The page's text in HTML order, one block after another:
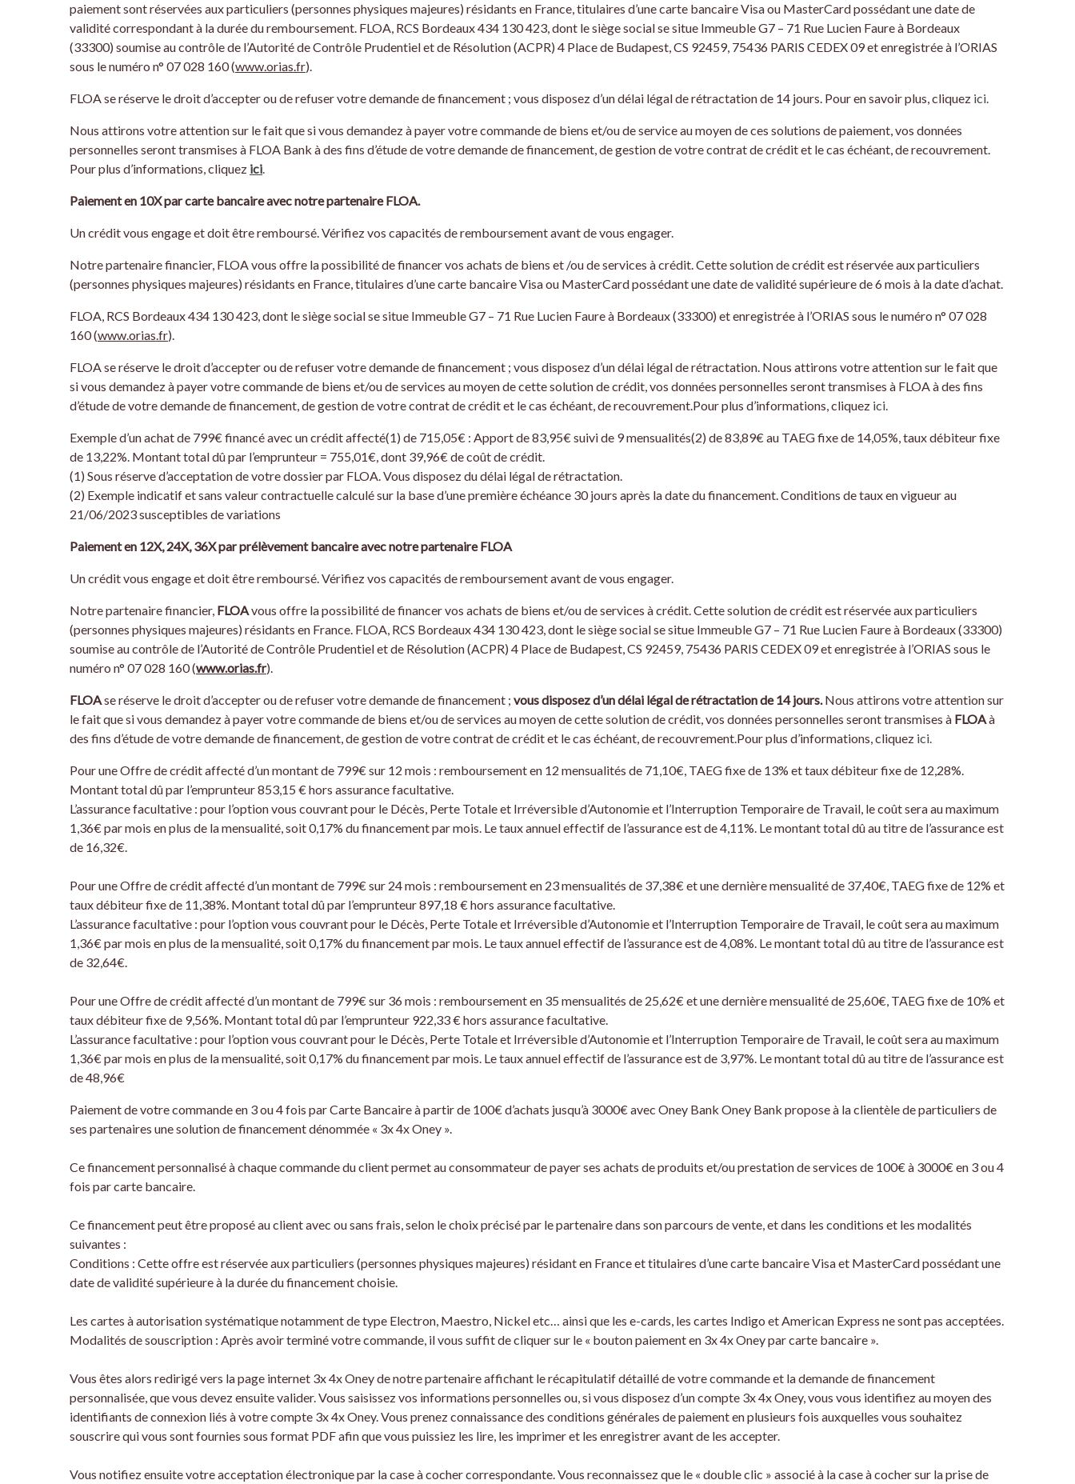
paiement sont réservées aux particuliers (personnes physiques majeures) résidants en France, titulaires d’une carte bancaire Visa ou MasterCard possédant une date de
validité correspondant à la durée du remboursement. FLOA, RCS Bordeaux 434 130 423, dont le siège social se situe Immeuble G7 – 71 Rue Lucien Faure à Bordeaux
(33300) soumise au contrôle de l’Autorité de Contrôle Prudentiel et de Résolution (ACPR) 4 Place de Budapest, CS 92459, 75436 PARIS CEDEX 09 et enregistrée à l’ORIAS
sous le numéro n° 07 028 160 (www.orias.fr).
FLOA se réserve le droit d’accepter ou de refuser votre demande de financement ; vous disposez d’un délai légal de rétractation de 14 jours. Pour en savoir plus, cliquez ici.
Nous attirons votre attention sur le fait que si vous demandez à payer votre commande de biens et/ou de service au moyen de ces solutions de paiement, vos données
personnelles seront transmises à FLOA Bank à des fins d’étude de votre demande de financement, de gestion de votre contrat de crédit et le cas échéant, de recouvrement.
Pour plus d’informations, cliquez ici.
Paiement en 10X par carte bancaire avec notre partenaire FLOA.
Un crédit vous engage et doit être remboursé. Vérifiez vos capacités de remboursement avant de vous engager.
Notre partenaire financier, FLOA vous offre la possibilité de financer vos achats de biens et /ou de services à crédit. Cette solution de crédit est réservée aux particuliers
(personnes physiques majeures) résidants en France, titulaires d’une carte bancaire Visa ou MasterCard possédant une date de validité supérieure de 6 mois à la date d’achat.
FLOA, RCS Bordeaux 434 130 423, dont le siège social se situe Immeuble G7 – 71 Rue Lucien Faure à Bordeaux (33300) et enregistrée à l’ORIAS sous le numéro n° 07 028
160 (www.orias.fr).
FLOA se réserve le droit d’accepter ou de refuser votre demande de financement ; vous disposez d’un délai légal de rétractation. Nous attirons votre attention sur le fait que
si vous demandez à payer votre commande de biens et/ou de services au moyen de cette solution de crédit, vos données personnelles seront transmises à FLOA à des fins
d’étude de votre demande de financement, de gestion de votre contrat de crédit et le cas échéant, de recouvrement.Pour plus d’informations, cliquez ici.
Exemple d’un achat de 799€ financé avec un crédit affecté(1) de 715,05€ : Apport de 83,95€ suivi de 9 mensualités(2) de 83,89€ au TAEG fixe de 14,05%, taux débiteur fixe
de 13,22%. Montant total dû par l’emprunteur = 755,01€, dont 39,96€ de coût de crédit.
(1) Sous réserve d’acceptation de votre dossier par FLOA. Vous disposez du délai légal de rétractation.
(2) Exemple indicatif et sans valeur contractuelle calculé sur la base d’une première échéance 30 jours après la date du financement. Conditions de taux en vigueur au
21/06/2023 susceptibles de variations
Paiement en 12X, 24X, 36X par prélèvement bancaire avec notre partenaire FLOA
Un crédit vous engage et doit être remboursé. Vérifiez vos capacités de remboursement avant de vous engager.
Notre partenaire financier, FLOAvous offre la possibilité de financer vos achats de biens et/ou de services à crédit. Cette solution de crédit est réservée aux particuliers
(personnes physiques majeures) résidants en France. FLOA, RCS Bordeaux 434 130 423, dont le siège social se situe Immeuble G7 – 71 Rue Lucien Faure à Bordeaux (33300)
soumise au contrôle de l’Autorité de Contrôle Prudentiel et de Résolution (ACPR) 4 Place de Budapest, CS 92459, 75436 PARIS CEDEX 09 et enregistrée à l’ORIAS sous le
numéro n° 07 028 160 (www.orias.fr).
FLOAse réserve le droit d’accepter ou de refuser votre demande de financement ; vous disposez d’un délai légal de rétractation de 14 jours.Nous attirons votre attention sur
le fait que si vous demandez à payer votre commande de biens et/ou de services au moyen de cette solution de crédit, vos données personnelles seront transmises à FLOAà
des fins d’étude de votre demande de financement, de gestion de votre contrat de crédit et le cas échéant, de recouvrement.Pour plus d’informations, cliquez ici.
Pour une Offre de crédit affecté d’un montant de 799€ sur 12 mois : remboursement en 12 mensualités de 71,10€, TAEG fixe de 13% et taux débiteur fixe de 12,28%.
Montant total dû par l’emprunteur 853,15 € hors assurance facultative.
L’assurance facultative : pour l’option vous couvrant pour le Décès, Perte Totale et Irréversible d’Autonomie et l’Interruption Temporaire de Travail, le coût sera au maximum
1,36€ par mois en plus de la mensualité, soit 0,17% du financement par mois. Le taux annuel effectif de l’assurance est de 4,11%. Le montant total dû au titre de l’assurance est
de 16,32€.
Pour une Offre de crédit affecté d’un montant de 799€ sur 24 mois : remboursement en 23 mensualités de 37,38€ et une dernière mensualité de 37,40€, TAEG fixe de 12% et
taux débiteur fixe de 11,38%. Montant total dû par l’emprunteur 897,18 € hors assurance facultative.
L’assurance facultative : pour l’option vous couvrant pour le Décès, Perte Totale et Irréversible d’Autonomie et l’Interruption Temporaire de Travail, le coût sera au maximum
1,36€ par mois en plus de la mensualité, soit 0,17% du financement par mois. Le taux annuel effectif de l’assurance est de 4,08%. Le montant total dû au titre de l’assurance est
de 32,64€.
Pour une Offre de crédit affecté d’un montant de 799€ sur 36 mois : remboursement en 35 mensualités de 25,62€ et une dernière mensualité de 25,60€, TAEG fixe de 10% et
taux débiteur fixe de 9,56%. Montant total dû par l’emprunteur 922,33 € hors assurance facultative.
L’assurance facultative : pour l’option vous couvrant pour le Décès, Perte Totale et Irréversible d’Autonomie et l’Interruption Temporaire de Travail, le coût sera au maximum
1,36€ par mois en plus de la mensualité, soit 0,17% du financement par mois. Le taux annuel effectif de l’assurance est de 3,97%. Le montant total dû au titre de l’assurance est
de 48,96€
Paiement de votre commande en 3 ou 4 fois par Carte Bancaire à partir de 100€ d’achats jusqu’à 3000€ avec Oney Bank Oney Bank propose à la clientèle de particuliers de
ses partenaires une solution de financement dénommée « 3x 4x Oney ».
Ce financement personnalisé à chaque commande du client permet au consommateur de payer ses achats de produits et/ou prestation de services de 100€ à 3000€ en 3 ou 4
fois par carte bancaire.
Ce financement peut être proposé au client avec ou sans frais, selon le choix précisé par le partenaire dans son parcours de vente, et dans les conditions et les modalités
suivantes :
Conditions : Cette offre est réservée aux particuliers (personnes physiques majeures) résidant en France et titulaires d’une carte bancaire Visa et MasterCard possédant une
date de validité supérieure à la durée du financement choisie.
Les cartes à autorisation systématique notamment de type Electron, Maestro, Nickel etc… ainsi que les e-cards, les cartes Indigo et American Express ne sont pas acceptées.
Modalités de souscription : Après avoir terminé votre commande, il vous suffit de cliquer sur le « bouton paiement en 3x 4x Oney par carte bancaire ».
Vous êtes alors redirigé vers la page internet 3x 4x Oney de notre partenaire affichant le récapitulatif détaillé de votre commande et la demande de financement
personnalisée, que vous devez ensuite valider. Vous saisissez vos informations personnelles ou, si vous disposez d’un compte 3x 4x Oney, vous vous identifiez au moyen des
identifiants de connexion liés à votre compte 3x 4x Oney. Vous prenez connaissance des conditions générales de paiement en plusieurs fois auxquelles vous souhaitez
souscrire qui vous sont fournies sous format PDF afin que vous puissiez les lire, les imprimer et les enregistrer avant de les accepter.
Vous notifiez ensuite votre acceptation électronique par la case à cocher correspondante. Vous reconnaissez que le « double clic » associé à la case à cocher sur la prise de